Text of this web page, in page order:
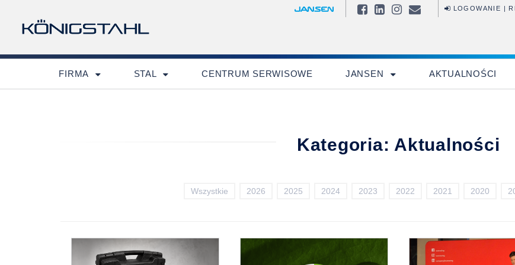
EXTRANET JANSEN
Search
LOGOWANIE |
FIRMA STAL CENTRUM SERWISOWE JANSEN AKTUALNOŚCI
Kategoria: Aktualności
Wszystkie 2026 2025 2024 2023 2022 2021 2020